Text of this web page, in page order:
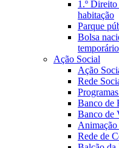
1.º Direito
habitação
Parque
Bolsa
temporário
Ação Social
Ação
Rede
Banco de
Banco de
Rede de